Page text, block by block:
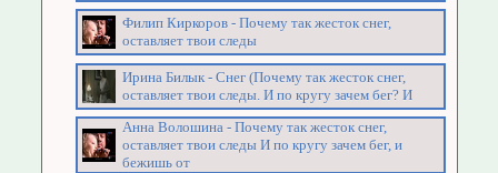
Филип Киркоров - Почему так жесток снег,
оставляет твои следы
Ирина Билык - Снег (Почему так жесток снег,
оставляет твои следы. И по кругу зачем бег? И
Анна Волошина - Почему так жесток снег,
оставляет твои следы И по кругу зачем бег, и
бежишь от